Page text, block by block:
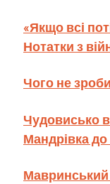
«Якщо всі
Нотатки з
Чого не
Чудовисько
Мандрівка